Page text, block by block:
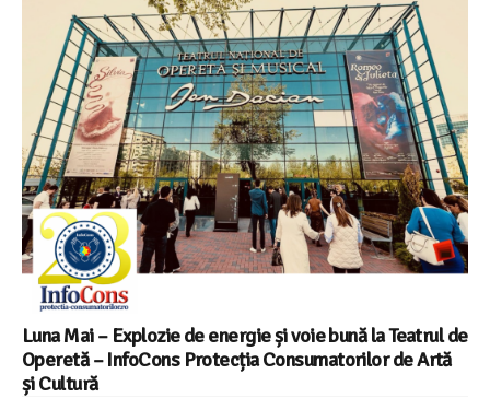
Luna Mai – Explozie de energie și voie bună la Teatrul de
Operetă – InfoCons Protecția Consumatorilor de Artă
și Cultură